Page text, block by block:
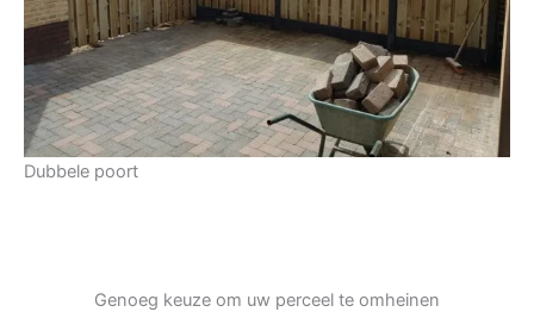
Dubbele poort
Genoeg keuze om uw perceel te omheinen